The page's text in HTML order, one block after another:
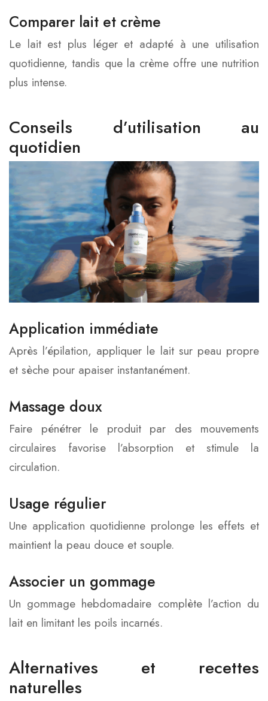
Comparer lait et crème
Le lait est plus léger et adapté à une utilisation
quotidienne, tandis que la crème offre une nutrition
plus intense.
Conseils d’utilisation au
quotidien
Application immédiate
Après l’épilation, appliquer le lait sur peau propre
et sèche pour apaiser instantanément.
Massage doux
Faire pénétrer le produit par des mouvements
circulaires favorise l’absorption et stimule la
circulation.
Usage régulier
Une application quotidienne prolonge les effets et
maintient la peau douce et souple.
Associer un gommage
Un gommage hebdomadaire complète l’action du
lait en limitant les poils incarnés.
Alternatives et recettes
naturelles